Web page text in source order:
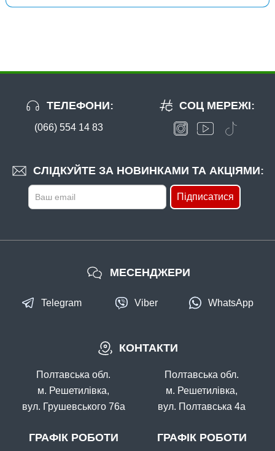
В наявності
Флюорокарбон Fanatik 10 m (#5.0) 0,378 mm
99 грн
Флюорокарбон Fanatik 10 m (#6.0) 0,414 mm
ТЕЛЕФОНИ:
(066) 554 14 83
СЛІДКУЙТЕ ЗА НОВИНКАМИ ТА АКЦІЯМИ:
Підписатися
СОЦ МЕРЕЖІ:
КОНТАКТИ
Полтавська обл.
м. Решетилівка,
вул. Грушевського 76а
ГРАФІК РОБОТИ
Полтавська обл.
м. Решетилівка,
вул. Полтавська 4а
ГРАФІК РОБОТИ
МЕСЕНДЖЕРИ
Telegram Viber WhatsApp